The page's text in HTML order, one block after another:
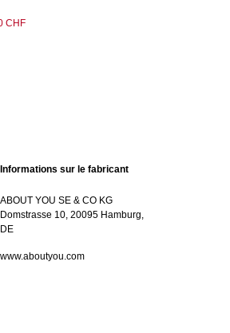
CHF
Informations sur le fabricant
ABOUT YOU SE & CO KG
Domstrasse 10, 20095 Hamburg,
DE
www.aboutyou.com